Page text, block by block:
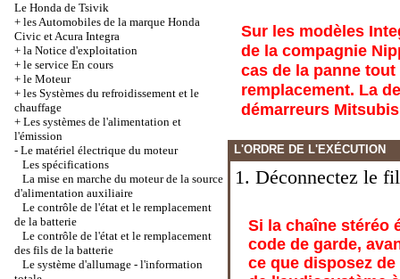
Le Honda de Tsivik
+ les Automobiles de la marque Honda
Civic et Acura Integra
+ la Notice d'exploitation
+ le service En cours
+ le Moteur
+ les Systèmes du refroidissement et le
chauffage
+ Les systèmes de l'alimentation et
l'émission
- Le matériel électrique du moteur
Les spécifications
La mise en marche du moteur de la source
d'alimentation auxiliaire
Le contrôle de l'état et le remplacement
de la batterie
Le contrôle de l'état et le remplacement
des fils de la batterie
Le système d'allumage - l'information
Sur les modèles
de la compagnie
cas de la panne
remplacement. La
démarreurs
L'ORDRE DE L'EXÉCUTION
1. Déconnectez le
Si la chaîne stéréo
code de garde,
ce que disposez